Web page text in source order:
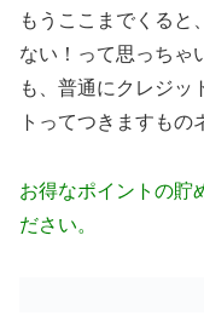
もうここまでくると
ない！って思っちゃ
も、普通にクレジッ
トってつきますもの
お得なポイントの貯
ださい。